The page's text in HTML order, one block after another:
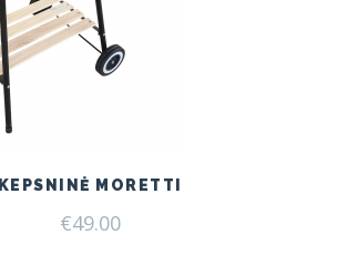
KEPSNINĖ MORETTI
€49.00